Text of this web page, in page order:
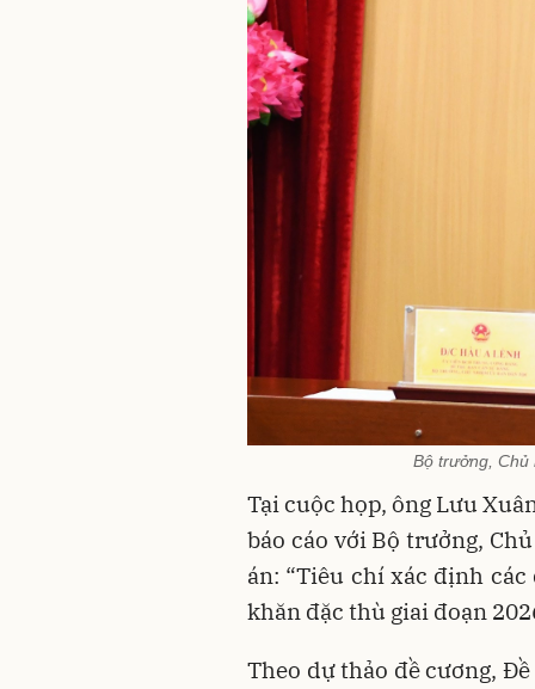
Bộ trưởng, Chủ
Tại cuộc họp, ông Lưu
báo cáo với Bộ trưởng,
án: “Tiêu chí xác định
khăn đặc thù giai đoạn
Theo dự thảo đề cương,